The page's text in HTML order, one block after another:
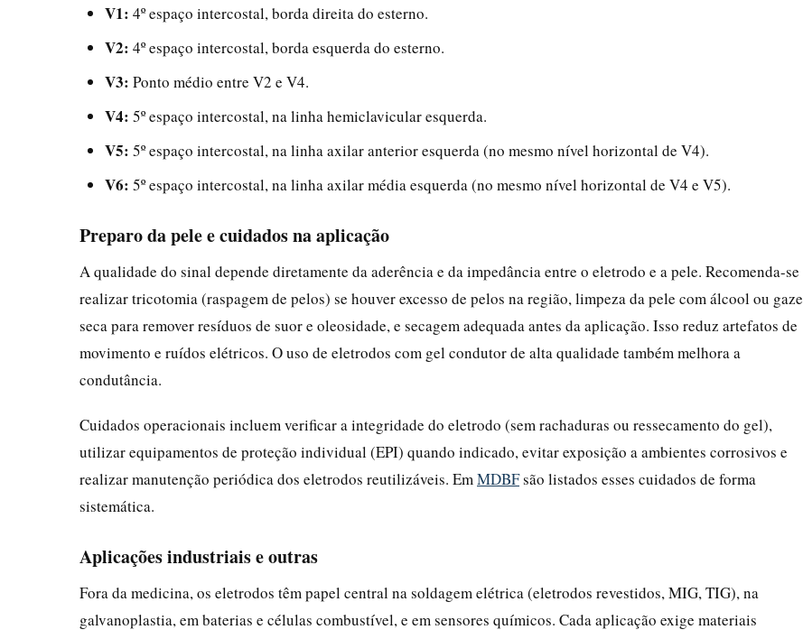
V1: 4º espaço intercostal, borda direita do esterno.
V2: 4º espaço intercostal, borda esquerda do esterno.
V3: Ponto médio entre V2 e V4.
V4: 5º espaço intercostal, na linha hemiclavicular esquerda.
V5: 5º espaço intercostal, na linha axilar anterior esquerda (no mesmo nível horizontal de V4).
V6: 5º espaço intercostal, na linha axilar média esquerda (no mesmo nível horizontal de V4 e V5).
Preparo da pele e cuidados na aplicação
A qualidade do sinal depende diretamente da aderência e da impedância entre o eletrodo e a pele. Recomenda-se
realizar tricotomia (raspagem de pelos) se houver excesso de pelos na região, limpeza da pele com álcool ou gaze
seca para remover resíduos de suor e oleosidade, e secagem adequada antes da aplicação. Isso reduz artefatos de
movimento e ruídos elétricos. O uso de eletrodos com gel condutor de alta qualidade também melhora a
condutância.
Cuidados operacionais incluem verificar a integridade do eletrodo (sem rachaduras ou ressecamento do gel),
utilizar equipamentos de proteção individual (EPI) quando indicado, evitar exposição a ambientes corrosivos e
realizar manutenção periódica dos eletrodos reutilizáveis. Em MDBFsão listados esses cuidados de forma
sistemática.
Aplicações industriais e outras
Fora da medicina, os eletrodos têm papel central na soldagem elétrica (eletrodos revestidos, MIG, TIG), na
galvanoplastia, em baterias e células combustível, e em sensores químicos. Cada aplicação exige materiais